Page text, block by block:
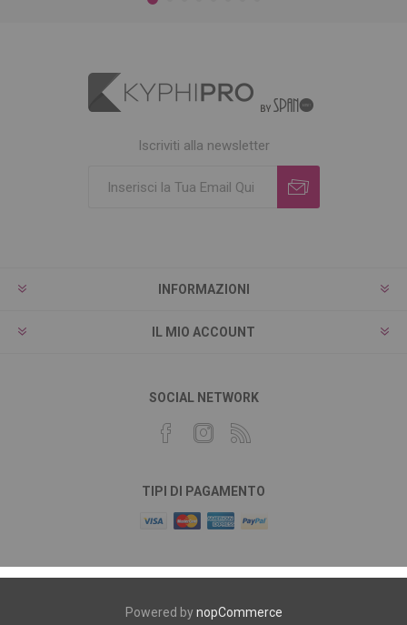
Iscriviti alla newsletter
INFORMAZIONI
IL MIO ACCOUNT
SOCIAL NETWORK
TIPI DI PAGAMENTO
Powered bynopCommerce